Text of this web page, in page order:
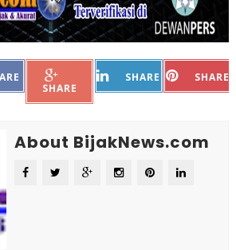
SHARE
SHARE SHARE
About BijakNews.com